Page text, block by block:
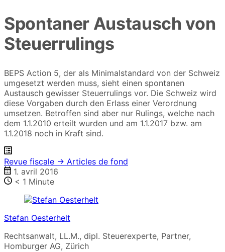
Spontaner Austausch von
Steuerrulings
BEPS Action 5, der als Minimalstandard von der Schweiz
umgesetzt werden muss, sieht einen spontanen
Austausch gewisser Steuerrulings vor. Die Schweiz wird
diese Vorgaben durch den Erlass einer Verordnung
umsetzen. Betroffen sind aber nur Rulings, welche nach
dem 1.1.2010 erteilt wurden und am 1.1.2017 bzw. am
1.1.2018 noch in Kraft sind.
Revue fiscale → Articles de fond
1. avril 2016
< 1 Minute
Stefan Oesterhelt
Rechtsanwalt, LL.M., dipl. Steuerexperte, Partner,
Homburger AG, Zürich